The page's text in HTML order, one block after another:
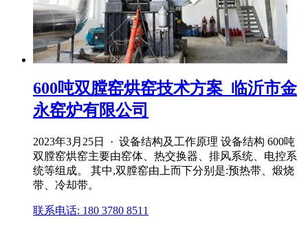
600吨双膛窑烘窑技术方案_临沂市金
永窑炉有限公司
2023年3月25日 · 设备结构及工作原理 设备结构 600吨
双膛窑烘窑主要由窑体、热交换器、排风系统、电控系
统等组成。 其中,双膛窑由上而下分别是:预热带、煅烧
带、冷却带。
联系电话: 180 3780 8511